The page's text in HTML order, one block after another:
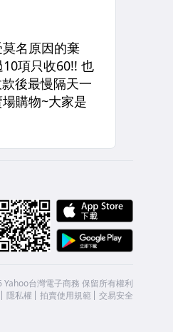
Yahoo台灣電子商務 保留所有權利
隱私權 拍賣使用規範 交易安全